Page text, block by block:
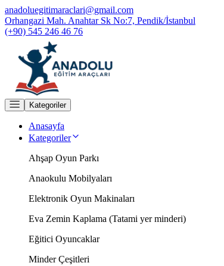
anadoluegitimaraclari@gmail.com
Orhangazi Mah. Anahtar Sk No:7, Pendik/İstanbul
(+90) 545 246 46 76
Kategoriler
Anasayfa
Kategoriler
Ahşap Oyun Parkı
Anaokulu Mobilyaları
Elektronik Oyun Makinaları
Eva Zemin Kaplama (Tatami yer minderi)
Eğitici Oyuncaklar
Minder Çeşitleri